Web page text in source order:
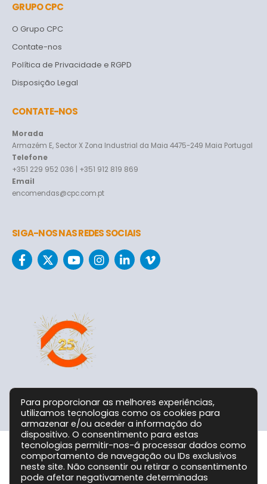
GRUPO CPC
O Grupo CPC
Contate-nos
Política de Privacidade e RGPD
Disposição Legal
CONTATE-NOS
Morada
Armazém E, Sector X Zona Industrial da Maia 4475-249 Maia Portugal
Telefone
+351 229 952 036 | +351 912 819 869
Email
encomendas@cpc.com.pt
SIGA-NOS NAS REDES SOCIAIS
Grupo CPC @ 2026. Todos os Direitos Reservados!
Para proporcionar as melhores experiências,
utilizamos tecnologias como os cookies para
armazenar e/ou aceder a informação do
dispositivo. O consentimento para estas
tecnologias permitir-nos-á processar dados como
comportamento de navegação ou IDs exclusivos
neste site. Não consentir ou retirar o consentimento
pode afetar negativamente determinadas